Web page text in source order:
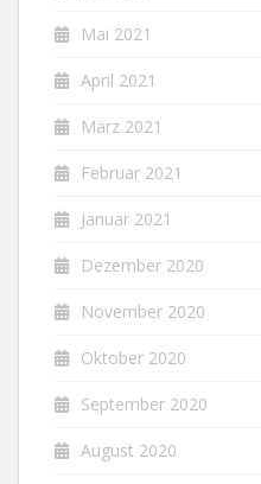
Mai 2021
April 2021
März 2021
Februar 2021
Januar 2021
Dezember 2020
November 2020
Oktober 2020
September 2020
August 2020